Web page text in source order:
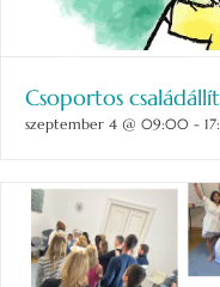
Csoportos
szeptember 4 @ 09:00-